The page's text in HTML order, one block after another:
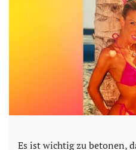
Es ist wichtig zu betonen,